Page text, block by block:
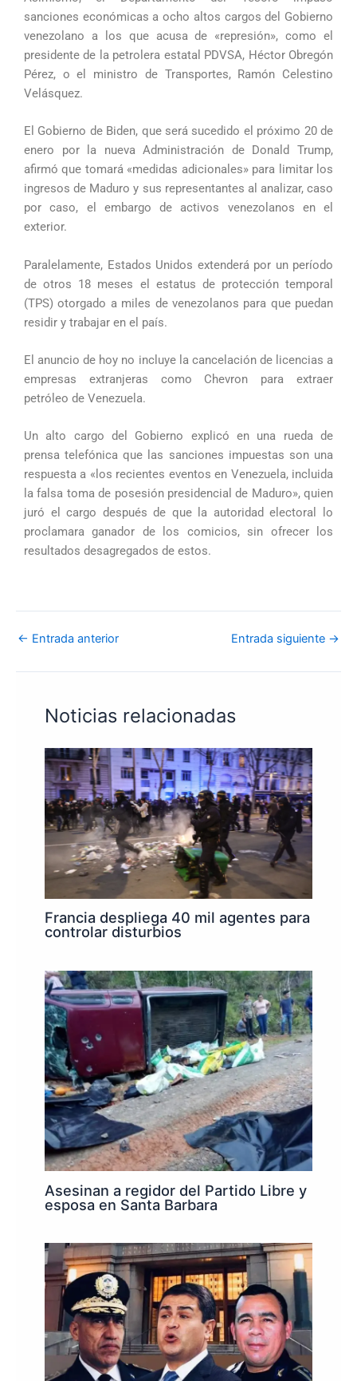
sanciones económicas a ocho altos cargos del Gobierno
venezolano a los que acusa de «represión», como el
presidente de la petrolera estatal PDVSA, Héctor Obregón
Pérez, o el ministro de Transportes, Ramón Celestino
Velásquez.
El Gobierno de Biden, que será sucedido el próximo 20 de
enero por la nueva Administración de Donald Trump,
afirmó que tomará «medidas adicionales» para limitar los
ingresos de Maduro y sus representantes al analizar, caso
por caso, el embargo de activos venezolanos en el
exterior.
Paralelamente, Estados Unidos extenderá por un período
de otros 18 meses el estatus de protección temporal
(TPS) otorgado a miles de venezolanos para que puedan
residir y trabajar en el país.
El anuncio de hoy no incluye la cancelación de licencias a
empresas extranjeras como Chevron para extraer
petróleo de Venezuela.
Un alto cargo del Gobierno explicó en una rueda de
prensa telefónica que las sanciones impuestas son una
respuesta a «los recientes eventos en Venezuela, incluida
la falsa toma de posesión presidencial de Maduro», quien
juró el cargo después de que la autoridad electoral lo
proclamara ganador de los comicios, sin ofrecer los
resultados desagregados de estos.
← Entrada anterior Entrada siguiente →
Noticias relacionadas
Francia despliega 40 mil agentes para
controlar disturbios
Asesinan a regidor del Partido Libre y
esposa en Santa Barbara